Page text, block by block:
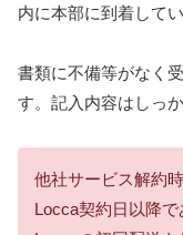
内に本部に到着して
書類に不備等がなく
す。記入内容はしっ
他社サービス解約
Locca契約日以降で